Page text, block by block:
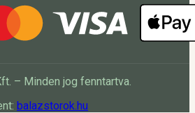
– Minden jog fenntartva.
balazstorok.hu